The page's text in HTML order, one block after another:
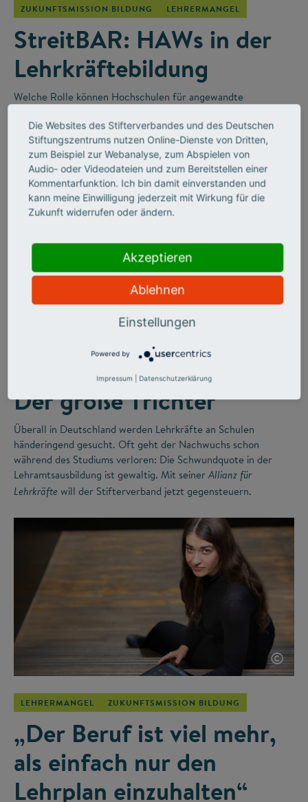
ZUKUNFTSMISSION BILDUNG LEHRERMANGEL
StreitBAR: HAWs in der
Lehrkräftebildung
Welche Rolle können Hochschulen für angewandte
Berufsschulen spielen? Darüber wurde in der „StreitBAR“
einem Online-Diskussionsformat des Stifterverbandes–
leidenschaftlich diskutiert.
Der große Trichter
Überall in Deutschland werden Lehrkräfte an Schulen
händeringend gesucht. Oft geht der Nachwuchs schon
während des Studiums verloren: Die Schwundquote in der
Lehramtsausbildung ist gewaltig. Mit seiner Allianz für
Lehrkräfte will der Stifterverband jetzt gegensteuern.
©
LEHRERMANGEL ZUKUNFTSMISSION BILDUNG
„Der Beruf ist viel mehr,
als einfach nur den
Lehrplan einzuhalten“
Die Websites des Stifterverbandes und des Deutschen
Stiftungszentrums nutzen Online-Dienste von Dritten,
zum Beispiel zur Webanalyse, zum Abspielen von
Audio- oder Videodateien und zum Bereitstellen einer
Kommentarfunktion. Ich bin damit einverstanden und
kann meine Einwilligung jederzeit mit Wirkung für die
Zukunft widerrufen oder ändern.
Akzeptieren
Ablehnen
Einstellungen
Powered by
Impressum Datenschutzerklärung